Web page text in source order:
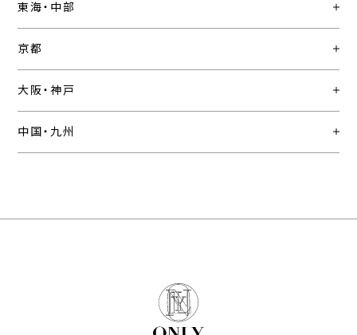
東海・中部
京都
大阪・神戸
中国・九州